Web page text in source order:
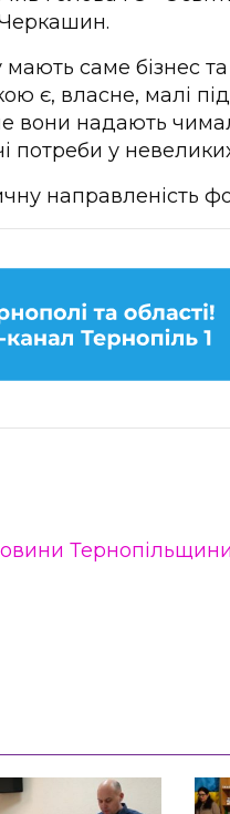
саме бізнес та
є, власне, малі
вони надають
потреби у
направленість
Тернопільщини